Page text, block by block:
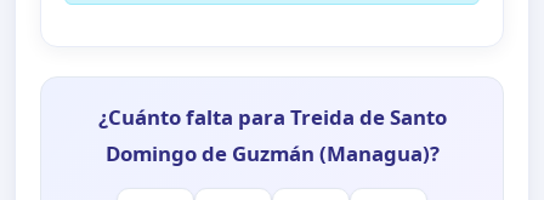
¿Cuánto falta para Treida de Santo
Domingo de Guzmán (Managua)?